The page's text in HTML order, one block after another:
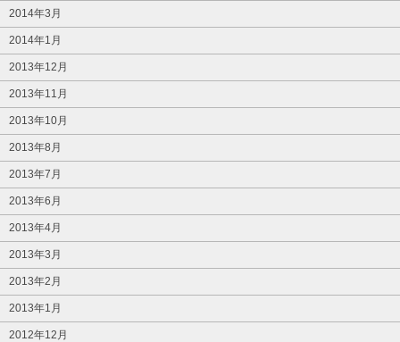
2014年3月
2014年1月
2013年12月
2013年11月
2013年10月
2013年8月
2013年7月
2013年6月
2013年4月
2013年3月
2013年2月
2013年1月
2012年12月